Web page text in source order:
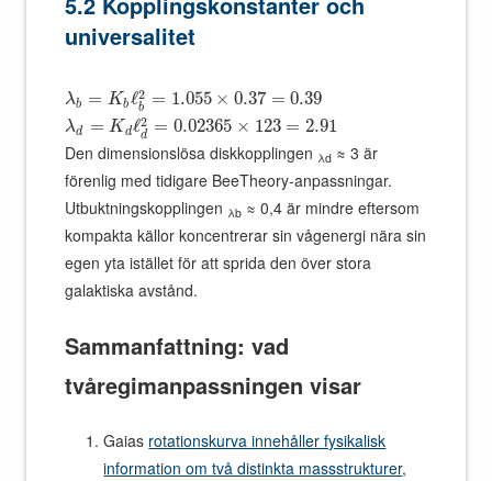
universalitet
λb = Kbℓ2
b = 1.055 × 0.37 = 0.39
λd = Kdℓ2
d = 0.02365 × 123 = 2.91
Den dimensionslösa diskkopplingen λd ≈ 3 är
förenlig med tidigare BeeTheory-anpassningar.
Utbuktningskopplingen λb ≈ 0,4 är mindre eftersom
kompakta källor koncentrerar sin vågenergi nära sin
egen yta istället för att sprida den över stora
galaktiska avstånd.
Sammanfattning: vad
tvåregimanpassningen visar
Gaias rotationskurva innehåller fysikalisk
information om två distinkta massstrukturer,